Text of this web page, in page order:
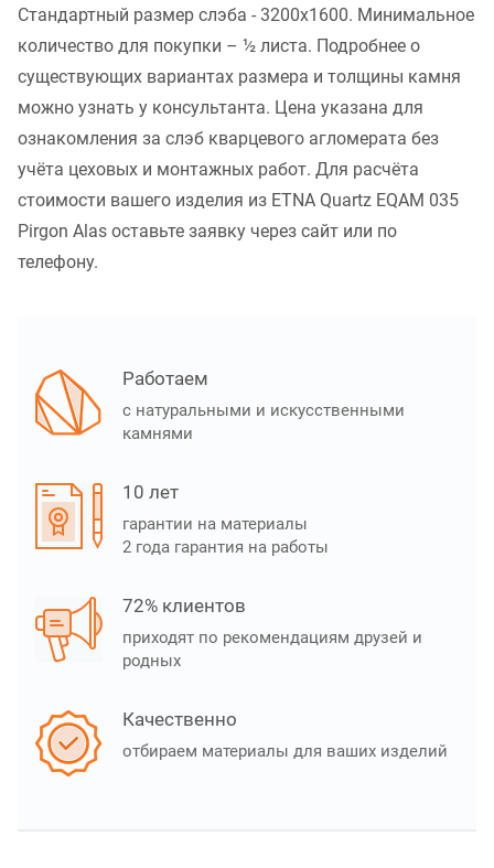
Стандартный размер слэба - 3200x1600. Минимальное
количество для покупки – ½ листа. Подробнее о
существующих вариантах размера и толщины камня
можно узнать у консультанта. Цена указана для
ознакомления за слэб кварцевого агломерата без
учёта цеховых и монтажных работ. Для расчёта
стоимости вашего изделия из ETNA Quartz EQAM 035
Pirgon Alas оставьте заявку через сайт или по
телефону.
Работаем
с натуральными и искусственными
камнями
10 лет
гарантии на материалы
2 года гарантия на работы
72% клиентов
приходят по рекомендациям друзей и
родных
Качественно
отбираем материалы для ваших изделий